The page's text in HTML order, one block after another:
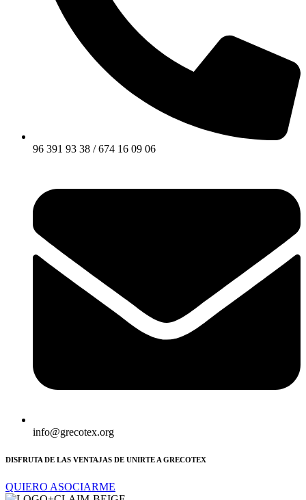
96 391 93 38 / 674 16 09 06
info@grecotex.org
DISFRUTA DE LAS VENTAJAS DE UNIRTE A GRECOTEX
QUIERO ASOCIARME